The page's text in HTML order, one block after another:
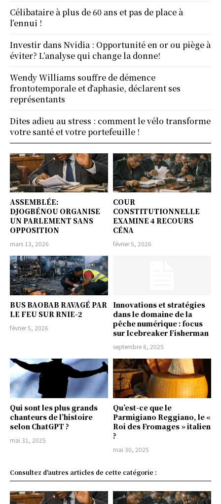
ASSEMBLÉE:
DJOGBÉNOU ORGANISE
UN PARLEMENT SANS
OPPOSITION
mars 13, 2026
COUR
CONSTITUTIONNELLE
EXAMINE 4 RECOURS
CÉNA
février 5, 2026
BUS BAOBAB RAVAGÉ PAR
LE FEU SUR RNIE-2
février 5, 2026
Innovations et stratégies
dans le domaine de la
pêche numérique : focus
sur Icebreaker Fisherman
septembre 8, 2025
Qui sont les plus grands
chanteurs de l’histoire
selon ChatGPT ?
mai 31, 2025
Qu’est-ce que le
Parmigiano Reggiano, le «
Roi des Fromages » italien
?
mai 30, 2025
Consultez d'autres articles de cette catégorie :
Célibataire à plus de 60 ans et pas de place à
l’ennui !
Investir dans Nvidia : Opportunité en or ou piège à
éviter? L’analyse qui change la donne!
Wendy Williams souffre de démence
frontotemporale et d’aphasie, déclarent ses
représentants
Dites adieu au stress : comment le vélo transforme
votre santé et votre portefeuille !